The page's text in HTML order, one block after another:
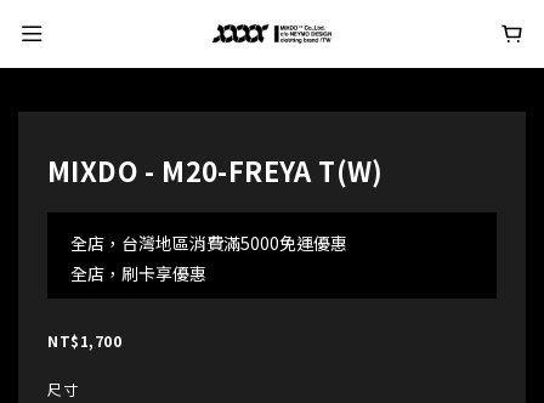
MIXDO - M20-FREYA T(W)
全店，台灣地區消費滿5000免運優惠
全店，刷卡享優惠
NT$1,700
尺寸